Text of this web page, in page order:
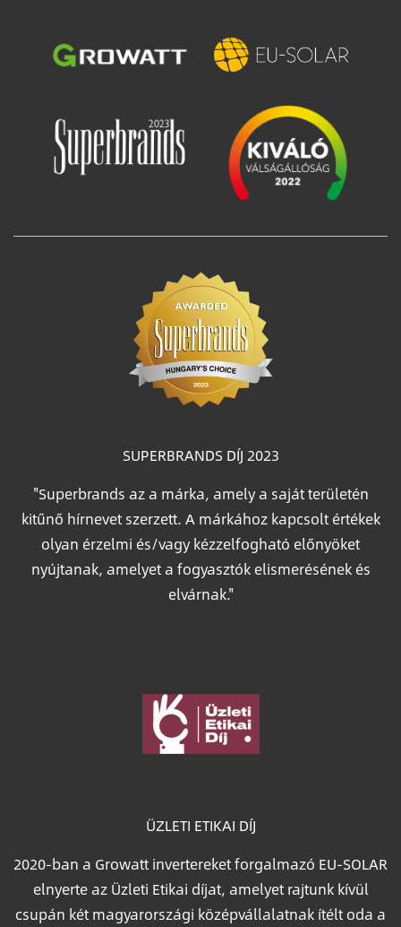
Image Image
SUPERBRANDS DÍJ 2023
"Superbrands az a márka, amely a saját területén
kitűnő hírnevet szerzett. A márkához kapcsolt értékek
olyan érzelmi és/vagy kézzelfogható előnyöket
nyújtanak, amelyet a fogyasztók elismerésének és
elvárnak."
ÜZLETI ETIKAI DÍJ
2020-ban a Growatt invertereket forgalmazó EU-SOLAR
elnyerte az Üzleti Etikai díjat, amelyet rajtunk kívül
csupán két magyarországi középvállalatnak ítélt oda a